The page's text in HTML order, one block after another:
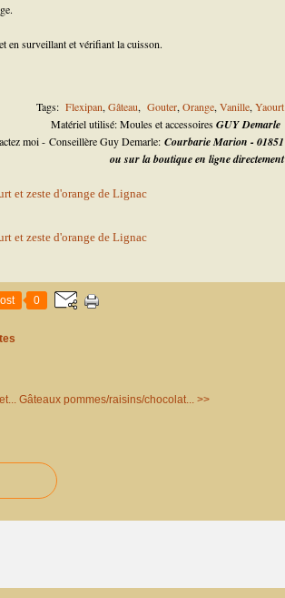
en surveillant et vérifiant la cuisson.
Tags: Flexipan, Gâteau, Gouter, Orange, Vanille, Yaourt
Matériel utilisé: Moules et accessoiresGUY Demarle
moi - Conseillère Guy Demarle: Courbarie Marion - 01851
ou sur la boutique en ligne directement
0
Gâteaux pommes/raisins/chocolat... >>